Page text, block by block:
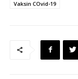
Vaksin COvid-19